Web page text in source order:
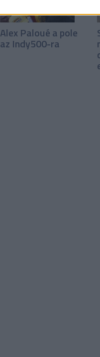
Alex Paloué a pole
az Indy500-ra